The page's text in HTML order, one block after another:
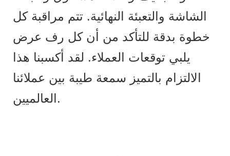
الشاشة والتعبئة النهائية. تتم مراقبة كل
خطوة بدقة للتأكد من أن كل رف عرض
يلبي توقعات العملاء. لقد أكسبنا هذا
الالتزام بالتميز سمعة طيبة بين عملائنا
العالميين.